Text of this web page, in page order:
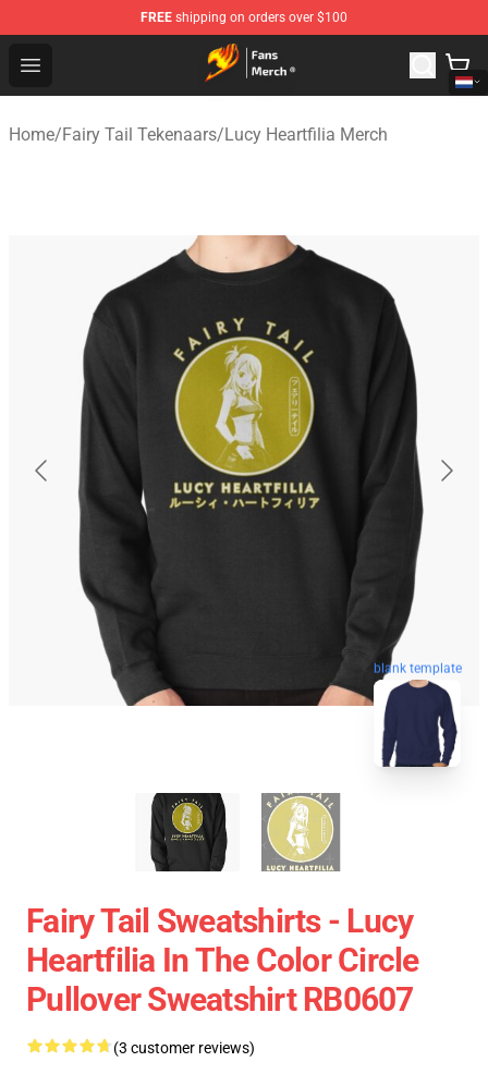
FREE shipping on orders over $100
Open menu
Fairy Tail Store - Official Fairy Tail Merchandise Shop
Home/Fairy Tail Tekenaars/Lucy Heartfilia Merch
blank template
Fairy Tail Sweatshirts - Lucy
Heartfilia In The Color Circle
Pullover Sweatshirt RB0607
(3 customer reviews)